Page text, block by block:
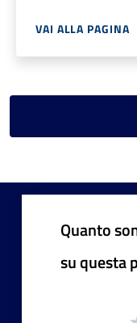
VAI ALLA PAGINA
Quanto
su questa